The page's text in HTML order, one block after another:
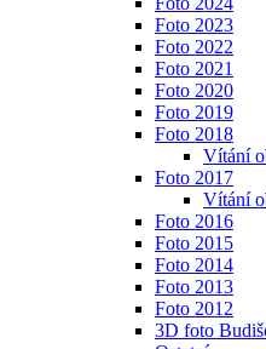
Foto 2023
Foto 2022
Foto 2021
Foto 2020
Foto 2019
Foto 2018
Vítání
Foto 2017
Vítání
Foto 2016
Foto 2015
Foto 2014
Foto 2013
Foto 2012
3D foto